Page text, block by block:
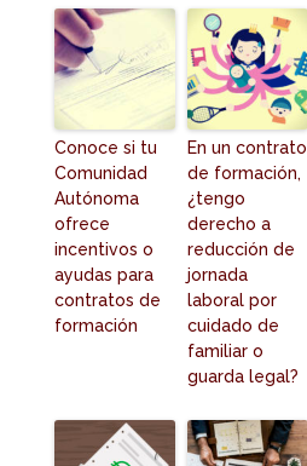
Conoce si tu
Comunidad
Autónoma
ofrece
incentivos o
ayudas para
contratos de
formación
En un contrato
de formación,
¿tengo
derecho a
reducción de
jornada
laboral por
cuidado de
familiar o
guarda legal?